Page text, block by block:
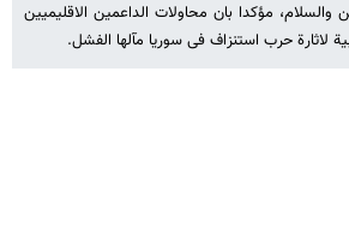
والسلام، مؤکدا بان محاولات الداعمین الاقلیمیین
لاثارة حرب استنزاف فی سوریا مآلها الفشل.